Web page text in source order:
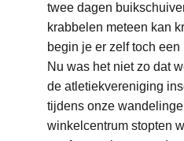
twee dagen
krabbelen meteen kan
begin je er zelf toch
Nu was het niet zo dat
de atletiekvereniging
tijdens onze
winkelcentrum stopten